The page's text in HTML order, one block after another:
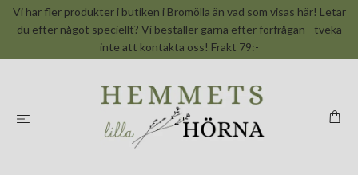
Vi har fler produkter i butiken i Bromölla än vad som visas här! Letar
du efter något speciellt? Vi beställer gärna efter förfrågan - tveka
inte att kontakta oss! Frakt 79:-